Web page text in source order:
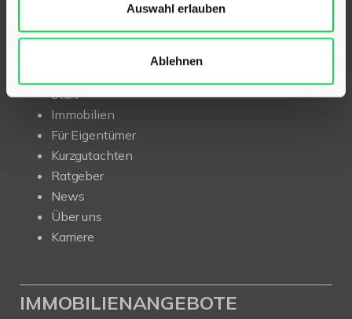
Auswahl erlauben
Ablehnen
Start
Immobilien
Für Eigentümer
Kurzgutachten
Ratgeber
News
Über uns
Karriere
IMMOBILIENANGEBOTE